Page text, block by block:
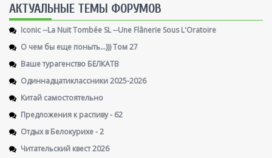
AКТУАЛЬНЫЕ ТЕМЫ ФОРУМОВ
Iconic --La Nuit Tombée SL --Une Flânerie Sous L'Oratoire
О чем бы еще поныть...))) Том 27
Ваше турагенство БЕЛКАТВ
Одиннадцатиклассники 2025-2026
Китай самостоятельно
Предложения к распиву - 62
Отдых в Белокурихе - 2
Читательский квест 2026